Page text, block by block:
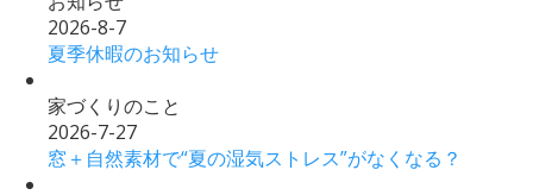
2026-8-7
夏季休暇のお知らせ
家づくりのこと
2026-7-27
窓＋自然素材で“夏の湿気ストレス”がなくなる？